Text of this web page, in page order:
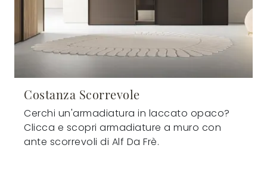
Costanza Scorrevole
Cerchi un'armadiatura in laccato opaco?
Clicca e scopri armadiature a muro con
ante scorrevoli di Alf Da Frè.